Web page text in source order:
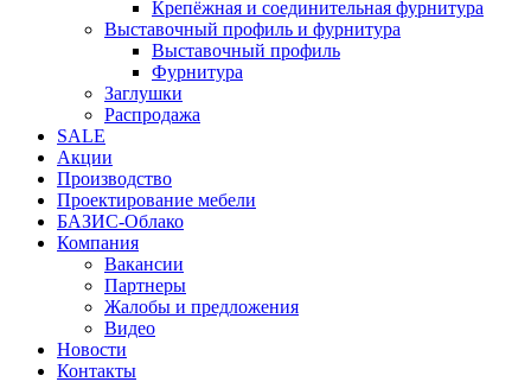
Крепёжная и соединительная фурнитура
Выставочный профиль и фурнитура
Выставочный профиль
Фурнитура
Заглушки
Распродажа
SALE
Акции
Производство
Проектирование мебели
БАЗИС-Облако
Компания
Вакансии
Партнеры
Жалобы и предложения
Видео
Новости
Контакты